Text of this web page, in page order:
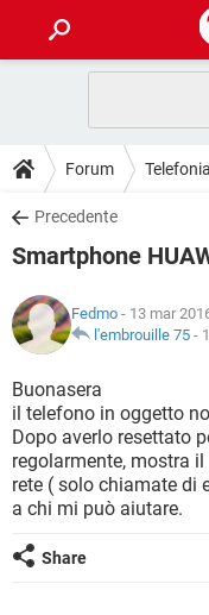
INTRATTENIMENTO
iOS
INSTAGRAM
TIKTOK
HARDWARE
GUIDE
COVID-19
INSTAGRAM
TIKTOK
HARDWARE
DOWNLOAD
COVID-19
INTRATTENIMENTO
iOS
TIKTOK
HARDWARE
COVID-19
INTRATTENIMENTO
iOS
INSTAGRAM
TIKTOK
HARDWARE
GLOSSARIO
INTRATTENIMENTO
iOS
INSTAGRAM
TIKTOK
Forum
Precedente
Smartphone
Fedmo - 13 mar
l'embrouille 75 -
Buonasera
il telefono in oggetto
Dopo averlo resettato
regolarmente, mostra
rete ( solo chiamate di
a chi mi può aiutare.
Share